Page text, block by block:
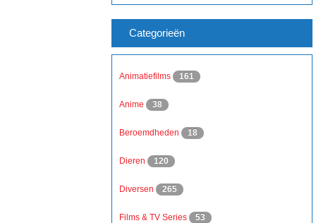
Categorieën
Animatiefilms 161
Anime 38
Beroemdheden 18
Dieren 120
Diversen 265
Films & TV Series 53